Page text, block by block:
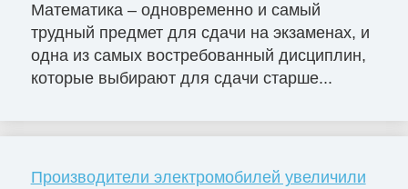
Математика – одновременно и самый
трудный предмет для сдачи на экзаменах, и
одна из самых востребованный дисциплин,
которые выбирают для сдачи старше...
Производители электромобилей увеличили